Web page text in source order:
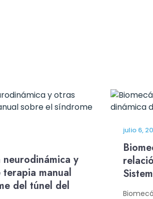
y
manual
del túnel del
julio 6,